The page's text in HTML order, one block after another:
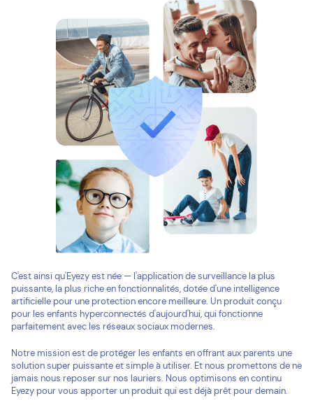
C'est ainsi qu'Eyezy est née — l'application de surveillance la plus
puissante, la plus riche en fonctionnalités, dotée d'une intelligence
artificielle pour une protection encore meilleure. Un produit conçu
pour les enfants hyperconnectés d'aujourd'hui, qui fonctionne
parfaitement avec les réseaux sociaux modernes.
Notre mission est de protéger les enfants en offrant aux parents une
solution super puissante et simple à utiliser. Et nous promettons de ne
jamais nous reposer sur nos lauriers. Nous optimisons en continu
Eyezy pour vous apporter un produit qui est déjà prêt pour demain.